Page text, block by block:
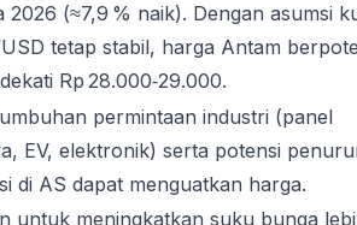
2026 (≈7,9 % naik). Dengan asumsi
tetap stabil, harga Antam
Rp 28.000‑29.000.
permintaan industri (panel
EV, elektronik) serta potensi
di AS dapat menguatkan harga.
untuk meningkatkan suku bunga